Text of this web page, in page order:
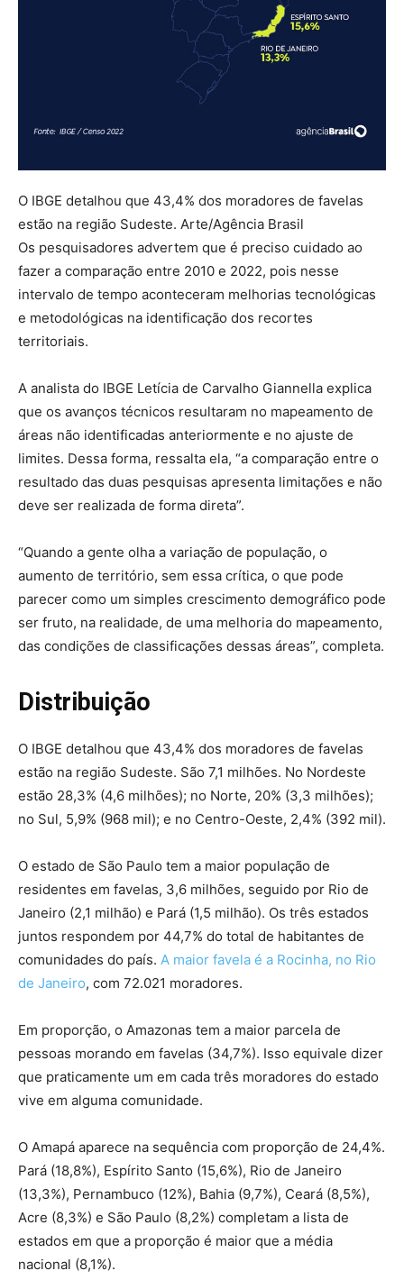
O IBGE detalhou que 43,4% dos moradores de favelas
estão na região Sudeste. Arte/Agência Brasil
Os pesquisadores advertem que é preciso cuidado ao
fazer a comparação entre 2010 e 2022, pois nesse
intervalo de tempo aconteceram melhorias tecnológicas
e metodológicas na identificação dos recortes
territoriais.
A analista do IBGE Letícia de Carvalho Giannella explica
que os avanços técnicos resultaram no mapeamento de
áreas não identificadas anteriormente e no ajuste de
limites. Dessa forma, ressalta ela, “a comparação entre o
resultado das duas pesquisas apresenta limitações e não
deve ser realizada de forma direta”.
“Quando a gente olha a variação de população, o
aumento de território, sem essa crítica, o que pode
parecer como um simples crescimento demográfico pode
ser fruto, na realidade, de uma melhoria do mapeamento,
das condições de classificações dessas áreas”, completa.
Distribuição
O IBGE detalhou que 43,4% dos moradores de favelas
estão na região Sudeste. São 7,1 milhões. No Nordeste
estão 28,3% (4,6 milhões); no Norte, 20% (3,3 milhões);
no Sul, 5,9% (968 mil); e no Centro-Oeste, 2,4% (392 mil).
O estado de São Paulo tem a maior população de
residentes em favelas, 3,6 milhões, seguido por Rio de
Janeiro (2,1 milhão) e Pará (1,5 milhão). Os três estados
juntos respondem por 44,7% do total de habitantes de
comunidades do país. A maior favela é a Rocinha, no Rio
de Janeiro, com 72.021 moradores.
Em proporção, o Amazonas tem a maior parcela de
pessoas morando em favelas (34,7%). Isso equivale dizer
que praticamente um em cada três moradores do estado
vive em alguma comunidade.
O Amapá aparece na sequência com proporção de 24,4%.
Pará (18,8%), Espírito Santo (15,6%), Rio de Janeiro
(13,3%), Pernambuco (12%), Bahia (9,7%), Ceará (8,5%),
Acre (8,3%) e São Paulo (8,2%) completam a lista de
estados em que a proporção é maior que a média
nacional (8,1%).